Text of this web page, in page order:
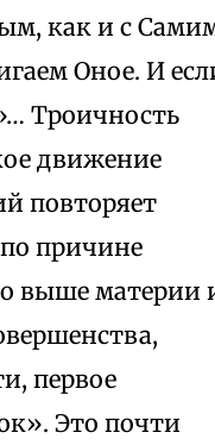
как и с
Оное. И
Троичность
движение
повторяет
причине
выше материи
первое
Это почти